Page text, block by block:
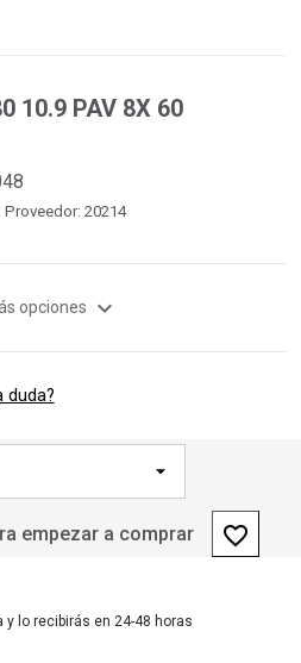
10.9 PAV 8X 60
Proveedor: 20214
opciones expand_more
duda?
empezar a comprar favorite_border
y lo recibirás en 24-48 horas